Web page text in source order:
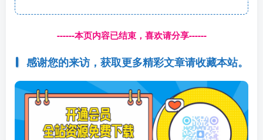
------本页内容已结束，喜欢请分享------
感谢您的来访，获取更多精彩文章请收藏本站。